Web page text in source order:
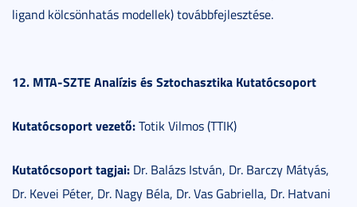
ligand kölcsönhatás modellek) továbbfejlesztése.
12. MTA-SZTE Analízis és Sztochasztika Kutatócsoport
Kutatócsoport vezető:Totik Vilmos (TTIK)
Kutatócsoport tagjai: Dr. Balázs István, Dr. Barczy Mátyás,
Dr. Kevei Péter, Dr. Nagy Béla, Dr. Vas Gabriella, Dr. Hatvani